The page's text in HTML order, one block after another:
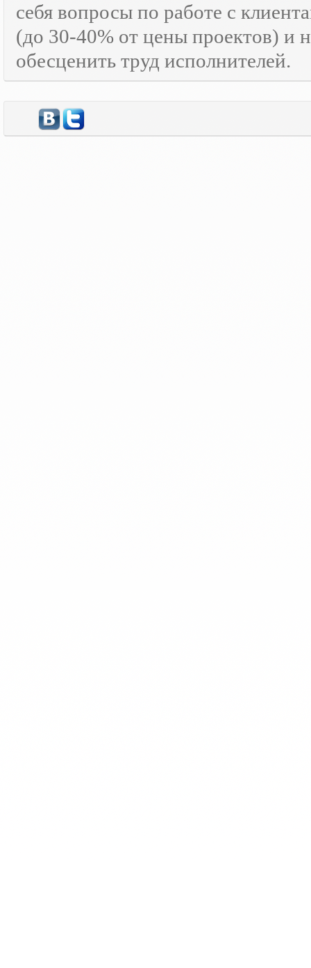
себя вопросы по работе с
(до 30-40% от цены проектов) и
обесценить труд исполнителей.